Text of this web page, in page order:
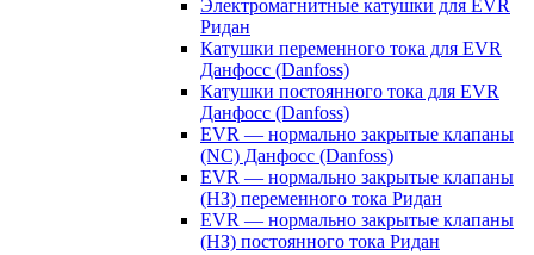
Электромагнитные катушки для EVR
Ридан
Катушки переменного тока для EVR
Данфосс (Danfoss)
Катушки постоянного тока для EVR
Данфосс (Danfoss)
EVR — нормально закрытые клапаны
(NC) Данфосс (Danfoss)
EVR — нормально закрытые клапаны
(НЗ) переменного тока Ридан
EVR — нормально закрытые клапаны
(НЗ) постоянного тока Ридан